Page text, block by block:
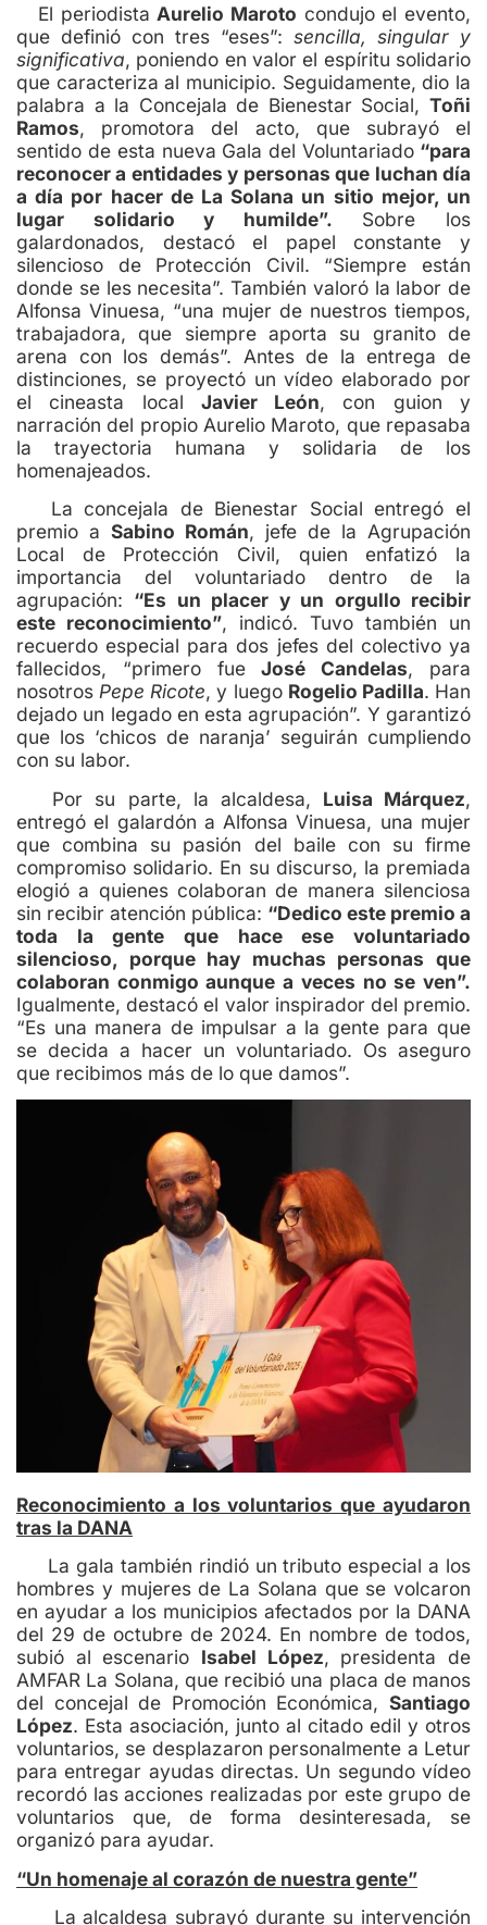
El periodista Aurelio Maroto condujo el evento,
que definió con tres “eses”: sencilla, singular y
significativa, poniendo en valor el espíritu solidario
que caracteriza al municipio. Seguidamente, dio la
palabra a la Concejala de Bienestar Social, Toñi
Ramos, promotora del acto, que subrayó el
sentido de esta nueva Gala del Voluntariado “para
reconocer a entidades y personas que luchan día
a día por hacer de La Solana un sitio mejor, un
lugar solidario y humilde”. Sobre los
galardonados, destacó el papel constante y
silencioso de Protección Civil. “Siempre están
donde se les necesita”. También valoró la labor de
Alfonsa Vinuesa, “una mujer de nuestros tiempos,
trabajadora, que siempre aporta su granito de
arena con los demás”. Antes de la entrega de
distinciones, se proyectó un vídeo elaborado por
el cineasta local Javier León, con guion y
narración del propio Aurelio Maroto, que repasaba
la trayectoria humana y solidaria de los
homenajeados.
La concejala de Bienestar Social entregó el
premio a Sabino Román, jefe de la Agrupación
Local de Protección Civil, quien enfatizó la
importancia del voluntariado dentro de la
agrupación: “Es un placer y un orgullo recibir
este reconocimiento”, indicó. Tuvo también un
recuerdo especial para dos jefes del colectivo ya
fallecidos, “primero fueJosé Candelas, para
nosotrosPepe Ricote, y luego Rogelio Padilla. Han
dejado un legado en esta agrupación”. Y garantizó
que los ‘chicos de naranja’ seguirán cumpliendo
con su labor.
Por su parte, la alcaldesa, Luisa Márquez,
entregó el galardón a Alfonsa Vinuesa, una mujer
que combina su pasión del baile con su firme
compromiso solidario. En su discurso, la premiada
elogió a quienes colaboran de manera silenciosa
sin recibir atención pública: “Dedico este premio a
toda la gente que hace ese voluntariado
silencioso, porque hay muchas personas que
colaboran conmigo aunque a veces no se ven”.
Igualmente, destacó el valor inspirador del premio.
“Es una manera de impulsar a la gente para que
se decida a hacer un voluntariado. Os aseguro
que recibimos más de lo que damos”.
Reconocimiento a los voluntarios que ayudaron
tras la DANA
La gala también rindió un tributo especial a los
hombres y mujeres de La Solana que se volcaron
en ayudar a los municipios afectados por la DANA
del 29 de octubre de 2024. En nombre de todos,
subió al escenario Isabel López, presidenta de
AMFAR La Solana, que recibió una placa de manos
del concejal de Promoción Económica, Santiago
López. Esta asociación, junto al citado edil y otros
voluntarios, se desplazaron personalmente a Letur
para entregar ayudas directas. Un segundo vídeo
recordó las acciones realizadas por este grupo de
voluntarios que, de forma desinteresada, se
organizó para ayudar.
“Un homenaje al corazón de nuestra gente”
La alcaldesa subrayó durante su intervención